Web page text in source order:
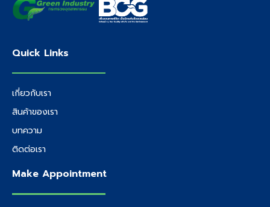
Quick Links
เกี่ยวกับเรา
สินค้าของเรา
บทความ
ติดต่อเรา
Make Appointment